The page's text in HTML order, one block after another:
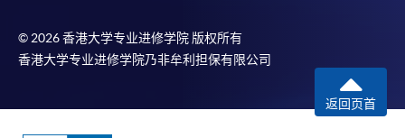
© 2026 香港大学专业进修学院 版权所有
香港大学专业进修学院乃非牟利担保有限公司
返回页首